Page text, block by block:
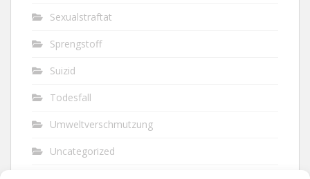
Sexualstraftat
Sprengstoff
Suizid
Todesfall
Umweltverschmutzung
Uncategorized